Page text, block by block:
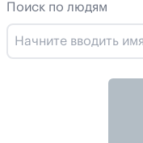
Поиск по людям